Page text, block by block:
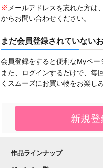
※ メールアドレスを忘れた方は
からお問い合わせください。
まだ会員登録されていない
会員登録をすると便利なMyペー
また、ログインするだけで、毎
くスムーズにお買い物をお楽し
作品ラインナップ